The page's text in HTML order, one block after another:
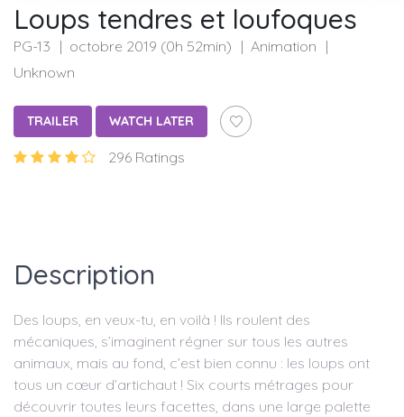
Loups tendres et loufoques
PG-13 octobre 2019 (0h 52min)
Animation
Unknown
TRAILER WATCH LATER
296 Ratings
Description
Des loups, en veux-tu, en voilà ! Ils roulent des
mécaniques, s’imaginent régner sur tous les autres
animaux, mais au fond, c’est bien connu : les loups ont
tous un cœur d’artichaut ! Six courts métrages pour
découvrir toutes leurs facettes, dans une large palette